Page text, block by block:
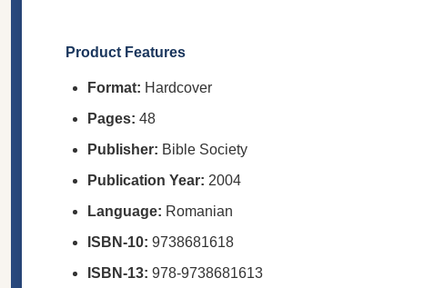
Product Features
Format: Hardcover
Pages: 48
Publisher: Bible Society
Publication Year: 2004
Language: Romanian
ISBN-10: 9738681618
ISBN-13: 978-9738681613